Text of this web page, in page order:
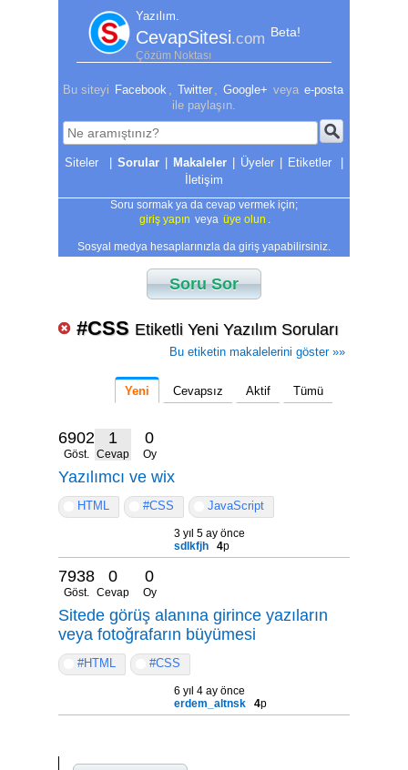
Yazılım.
CevapSitesi.com Beta!
Çözüm Noktası
Bu siteyi Facebook Twitter Google+ veya e-posta
ile paylaşın.
| Sorular | Makaleler | Üyeler | Etiketler
|
İletişim
Soru sormak ya da cevap vermek için;
giriş yapın veya üye olun
Sosyal medya hesaplarınızla da giriş yapabilirsiniz.
Soru Sor
#CSS Etiketli Yeni Yazılım Soruları
Bu etiketin makalelerini göster »»
Yeni Cevapsız Aktif Tümü
6902
Göst.
1
Cevap
0
Oy
Yazılımcı ve wix
HTML #CSS JavaScript
3 yıl 5 ay önce
sdlkfjh
4p
7938
Göst.
0
Cevap
0
Oy
Sitede görüş alanına girince yazıların
veya fotoğrafarın büyümesi
#HTML #CSS
6 yıl 4 ay önce
erdem_altnsk
4p